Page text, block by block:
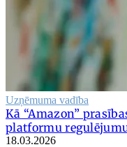
Uzņēmuma vadība
Kā “Amazon”
platformu
18.03.2026